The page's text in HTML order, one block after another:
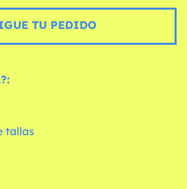
TU PEDIDO
tallas